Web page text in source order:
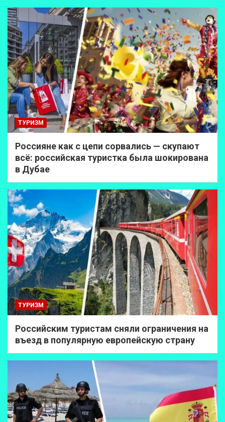
ТУРИЗМ
Россияне как с цепи сорвались — скупают
всё: российская туристка была шокирована
в Дубае
ТУРИЗМ
Российским туристам сняли ограничения на
въезд в популярную европейскую страну